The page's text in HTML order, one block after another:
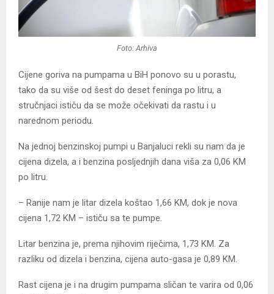
Foto: Arhiva
Cijene goriva na pumpama u BiH ponovo su u porastu,
tako da su više od šest do deset feninga po litru, a
stručnjaci ističu da se može očekivati da rastu i u
narednom periodu.
Na jednoj benzinskoj pumpi u Banjaluci rekli su nam da je
cijena dizela, a i benzina posljednjih dana viša za 0,06 KM
po litru.
– Ranije nam je litar dizela koštao 1,66 KM, dok je nova
cijena 1,72 KM – ističu sa te pumpe.
Litar benzina je, prema njihovim riječima, 1,73 KM. Za
razliku od dizela i benzina, cijena auto-gasa je 0,89 KM.
Rast cijena je i na drugim pumpama sličan te varira od 0,06